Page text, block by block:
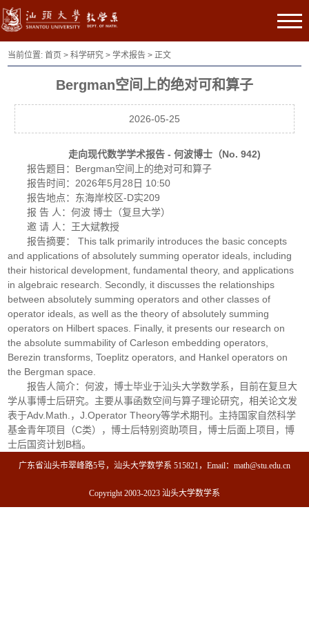
当前位置:首页 >科学研究 >学术报告 > 正文
Bergman空间上的绝对可和算子
2026-05-25
走向现代数学学术报告 - 何波博士（No. 942)
报告题目：Bergman空间上的绝对可和算子
报告时间：2026年5月28日 10:50
报告地点：东海岸校区-D实209
报 告 人：何波 博士（复旦大学）
邀 请 人：王大斌教授
报告摘要： This talk primarily introduces the basic concepts
and applications of absolutely summing operator ideals, including
their historical development, fundamental theory, and applications
in algebraic research. Secondly, it discusses the relationships
between absolutely summing operators and other classes of
operator ideals, as well as the theory of absolutely summing
operators on Hilbert spaces. Finally, it presents our research on
the absolute summability of Carleson embedding operators,
Berezin transforms, Toeplitz operators, and Hankel operators on
the Bergman space.
报告人简介：何波，博士毕业于汕头大学数学系，目前在复旦大
学从事博士后研究。主要从事函数空间与算子理论研究，相关论文发
表于Adv.Math.，J.Operator Theory等学术期刊。主持国家自然科学
基金青年项目（C类），博士后特别资助项目，博士后面上项目，博
士后国资计划B档。
广东省汕头市翠峰路5号，汕头大学数学系 515821，Email：math@stu.edu.cn
Copyright 2003-2023 汕头大学数学系